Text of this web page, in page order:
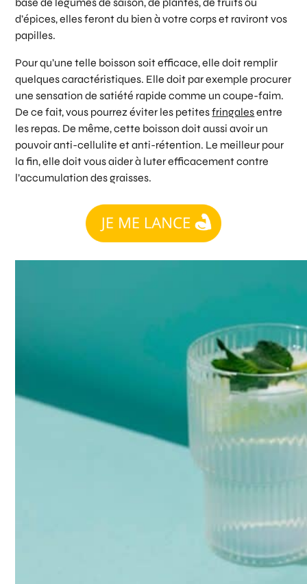
d’épices, elles feront du bien à votre corps et raviront vos
papilles.
Pour qu’une telle boisson soit efficace, elle doit remplir
quelques caractéristiques. Elle doit par exemple procurer
une sensation de satiété rapide comme un coupe-faim.
De ce fait, vous pourrez éviter les petitesfringalesentre
les repas. De même, cette boisson doit aussi avoir un
pouvoir anti-cellulite et anti-rétention. Le meilleur pour
la fin, elle doit vous aider à luter efficacement contre
l’accumulation des graisses.